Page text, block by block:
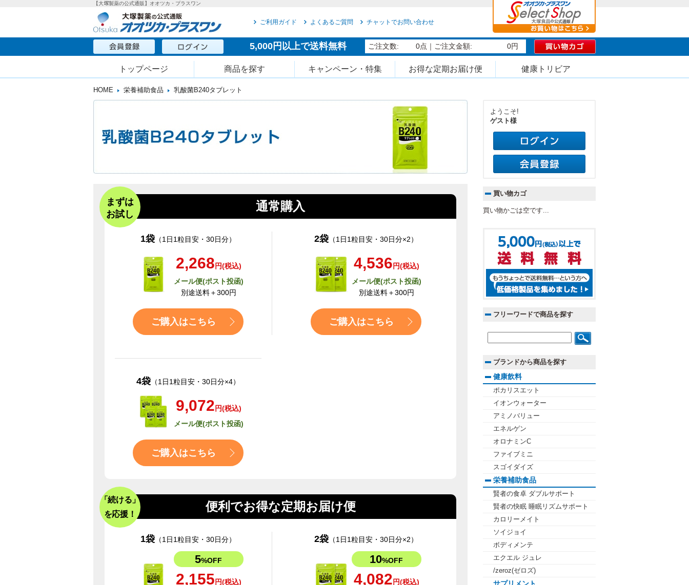
【大塚製薬の公式通販】オオツカ・プラスワン
ご利用ガイド よくあるご質問 チャットでお問い合わせ
5,000円以上で送料無料 ご注文数: 0点 ｜ご注文金額: 0円
トップページ 商品を探す キャンペーン・特集 お得な定期お届け便 健康トリビア
HOME 栄養補助食品 乳酸菌B240タブレット
通常購入
まずは
お試し
1袋（1日1粒目安・30日分）
2,268 円(税込)
メール便(ポスト投函)
別途送料＋300円
ご購入はこちら
2袋（1日1粒目安・30日分×2）
4,536 円(税込)
メール便(ポスト投函)
別途送料＋300円
ご購入はこちら
4袋（1日1粒目安・30日分×4）
9,072 円(税込)
メール便(ポスト投函)
ご購入はこちら
便利でお得な定期お届け便
「続ける」
を応援！
1袋（1日1粒目安・30日分）
5%OFF
2,155 円(税込)
2袋（1日1粒目安・30日分×2）
10%OFF
4,082 円(税込)
ようこそ!
ゲスト様
買い物カゴ
買い物かごは空です...
フリーワードで商品を探す
ブランドから商品を探す
健康飲料
ポカリスエット
イオンウォーター
アミノバリュー
エネルゲン
オロナミンC
ファイブミニ
スゴイダイズ
栄養補助食品
賢者の食卓 ダブルサポート
賢者の快眠 睡眠リズムサポート
カロリーメイト
ソイジョイ
ボディメンテ
エクエル ジュレ
/zeroz(ゼロズ)